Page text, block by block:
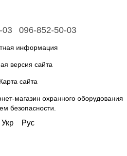
03 096-852-50-03
информация
версия сайта
Карта сайта
магазин охранного оборудования
безопасности
Укр Рус